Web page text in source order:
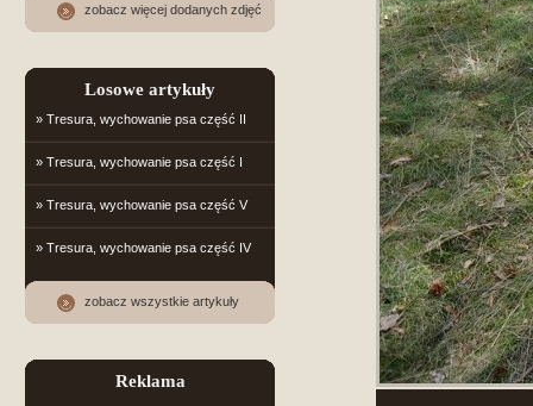
zobacz więcej dodanych zdjęć
Losowe artykuły
» Tresura, wychowanie psa część II
» Tresura, wychowanie psa część I
» Tresura, wychowanie psa część V
» Tresura, wychowanie psa część IV
zobacz wszystkie artykuły
Reklama